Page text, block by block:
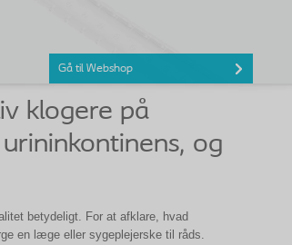
Gå til Webshop
klogere på
og
betydeligt. For at afklare, hvad
en læge eller sygeplejerske til råds.